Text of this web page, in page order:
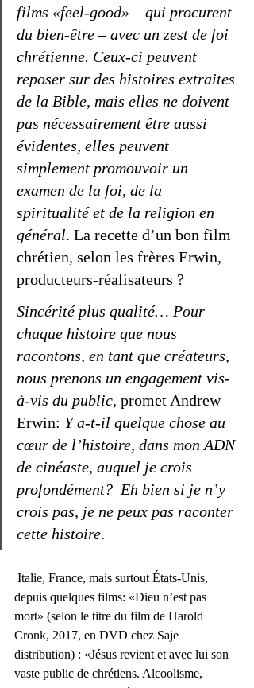
films «feel-good» – qui procurent
du bien-être – avec un zest de foi
chrétienne. Ceux-ci peuvent
reposer sur des histoires extraites
de la Bible, mais elles ne doivent
pas nécessairement être aussi
évidentes, elles peuvent
simplement promouvoir un
examen de la foi, de la
spiritualité et de la religion en
général. La recette d’un bon film
chrétien, selon les frères Erwin,
producteurs-réalisateurs ?
Sincérité plus qualité… Pour
chaque histoire que nous
racontons, en tant que créateurs,
nous prenons un engagement vis-
à-vis du public, promet Andrew
Erwin: Y a-t-il quelque chose au
cœur de l’histoire, dans mon ADN
de cinéaste, auquel je crois
profondément?  Eh bien si je n’y
crois pas, je ne peux pas raconter
cette histoire.
depuis quelques films: «Dieu n’est pas
mort» (selon le titre du film de Harold
Cronk, 2017, en DVD chez Saje
distribution) : «Jésus revient et avec lui son
vaste public de chrétiens. Alcoolisme,